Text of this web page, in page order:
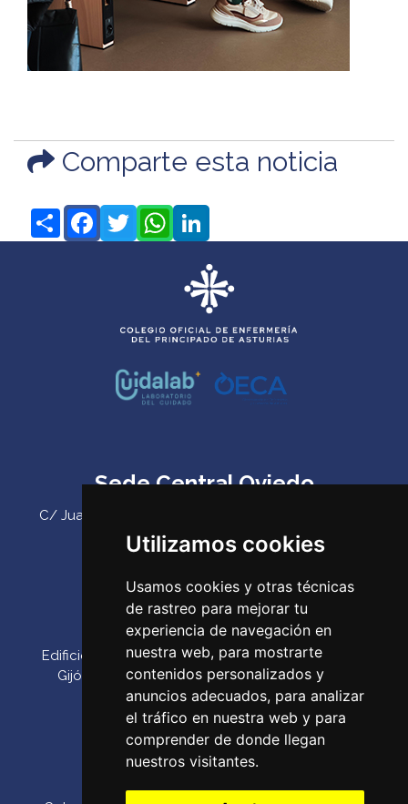
Utilizamos cookies
Usamos cookies y otras técnicas
de rastreo para mejorar tu
experiencia de navegación en
nuestra web, para mostrarte
contenidos personalizados y
anuncios adecuados, para analizar
el tráfico en nuestra web y para
comprender de donde llegan
nuestros visitantes.
Comparte esta noticia
ShareFacebook
TwitterWhatsApp
LinkedIn
Sede Central Oviedo
C/ Juan Antonio Álvarez Rabanal 7, bajo. C.P. 33011
(Oviedo) ‌
Email: codepa@codepa.es
Delegación Gijón
Edificio Impulsa, Oficina 6. Parque Tecnológico de
Gijón. Calle Los Prados, 166 C.P. 33203 (Gijón) ‌
Teléfono:985 23 25 52‌
Email:codepa@codepa.es